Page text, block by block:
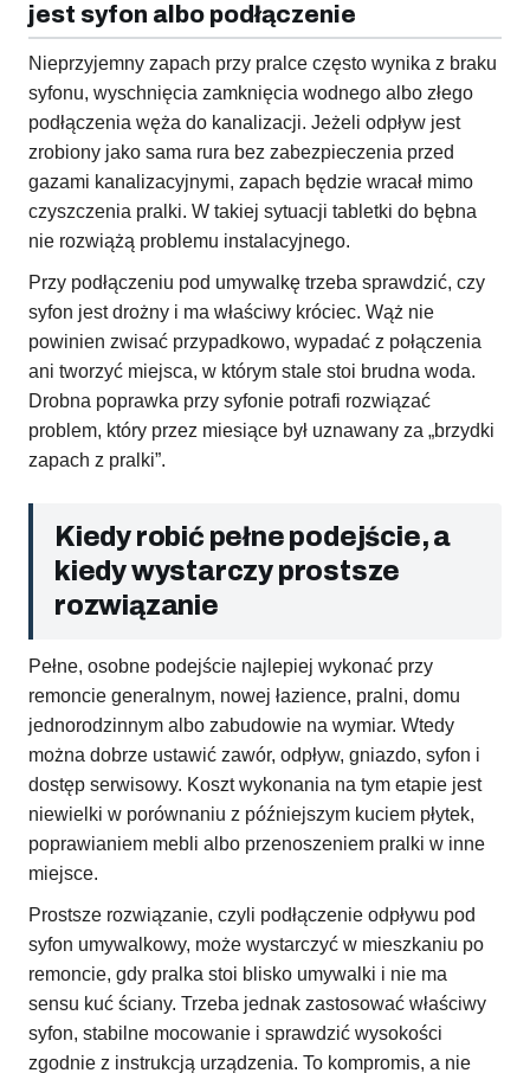
jest syfon albo podłączenie
Nieprzyjemny zapach przy pralce często wynika z braku
syfonu, wyschnięcia zamknięcia wodnego albo złego
podłączenia węża do kanalizacji. Jeżeli odpływ jest
zrobiony jako sama rura bez zabezpieczenia przed
gazami kanalizacyjnymi, zapach będzie wracał mimo
czyszczenia pralki. W takiej sytuacji tabletki do bębna
nie rozwiążą problemu instalacyjnego.
Przy podłączeniu pod umywalkę trzeba sprawdzić, czy
syfon jest drożny i ma właściwy króciec. Wąż nie
powinien zwisać przypadkowo, wypadać z połączenia
ani tworzyć miejsca, w którym stale stoi brudna woda.
Drobna poprawka przy syfonie potrafi rozwiązać
problem, który przez miesiące był uznawany za „brzydki
zapach z pralki”.
Kiedy robić pełne podejście, a
kiedy wystarczy prostsze
rozwiązanie
Pełne, osobne podejście najlepiej wykonać przy
remoncie generalnym, nowej łazience, pralni, domu
jednorodzinnym albo zabudowie na wymiar. Wtedy
można dobrze ustawić zawór, odpływ, gniazdo, syfon i
dostęp serwisowy. Koszt wykonania na tym etapie jest
niewielki w porównaniu z późniejszym kuciem płytek,
poprawianiem mebli albo przenoszeniem pralki w inne
miejsce.
Prostsze rozwiązanie, czyli podłączenie odpływu pod
syfon umywalkowy, może wystarczyć w mieszkaniu po
remoncie, gdy pralka stoi blisko umywalki i nie ma
sensu kuć ściany. Trzeba jednak zastosować właściwy
syfon, stabilne mocowanie i sprawdzić wysokości
zgodnie z instrukcją urządzenia. To kompromis, a nie